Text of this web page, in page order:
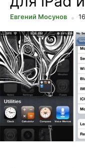
Евгений Мосунов